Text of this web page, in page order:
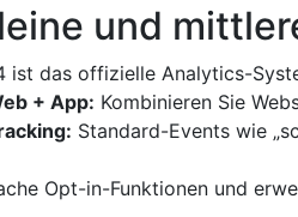
und
ist das offizielle Analytics-
+ App: Kombinieren Sie
Standard-Events wie
Opt-in-Funktionen und